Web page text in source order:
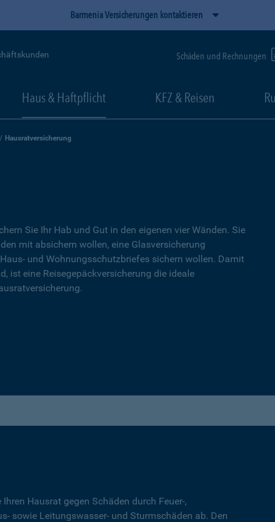
Barmenia Versicherungen kontaktieren
Schäden und Rechnungen
Haus & Haftpflicht KFZ & Reisen
Hausratversicherung
Sie Ihr Hab und Gut in den eigenen vier Wänden. Sie
mit absichern wollen, eine Glasversicherung
und Wohnungsschutzbriefes sichern wollen. Damit
ist eine Reisegepäckversicherung die ideale
Ihren Hausrat gegen Schäden durch Feuer-,
sowie Leitungswasser- und Sturmschäden ab. Den